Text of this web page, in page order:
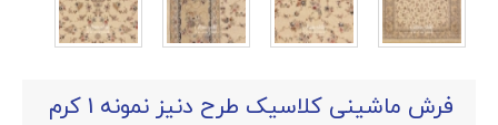
فرش ماشینی کلاسیک طرح دنیز نمونه 1 کرم